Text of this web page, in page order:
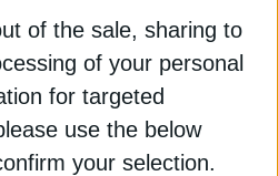
of the sale, sharing to
of your personal
for targeted
use the below
your selection.
ενεργειακού συστήματος
ο Paolo Gallo,
της Italgas.